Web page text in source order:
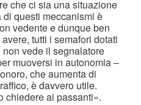
che ci sia una situazione
di questi meccanismi è
vedente e dunque ben
tutti i semafori dotati
vede il segnalatore
muoversi in autonomia –
che aumenta di
è davvero utile.
chiedere ai passanti».